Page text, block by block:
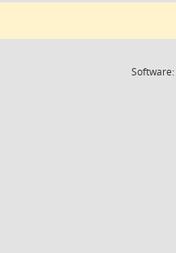
Software: